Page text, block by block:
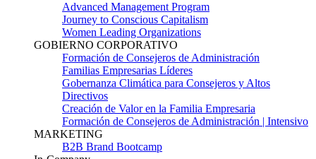
Advanced Management Program
Journey to Conscious Capitalism
Women Leading Organizations
GOBIERNO CORPORATIVO
Formación de Consejeros de Administración
Familias Empresarias Líderes
Gobernanza Climática para Consejeros y Altos
Directivos
Creación de Valor en la Familia Empresaria
Formación de Consejeros de Administración | Intensivo
MARKETING
B2B Brand Bootcamp